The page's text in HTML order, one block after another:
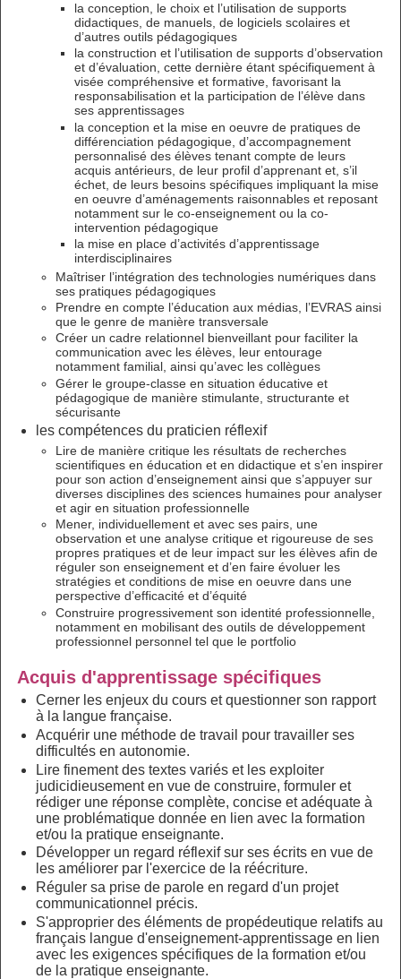
la conception, le choix et l’utilisation de supports
didactiques, de manuels, de logiciels scolaires et
d’autres outils pédagogiques
la construction et l’utilisation de supports d’observation
et d’évaluation, cette dernière étant spécifiquement à
visée compréhensive et formative, favorisant la
responsabilisation et la participation de l’élève dans
ses apprentissages
la conception et la mise en oeuvre de pratiques de
différenciation pédagogique, d’accompagnement
personnalisé des élèves tenant compte de leurs
acquis antérieurs, de leur profil d’apprenant et, s’il
échet, de leurs besoins spécifiques impliquant la mise
en oeuvre d’aménagements raisonnables et reposant
notamment sur le co-enseignement ou la co-
intervention pédagogique
la mise en place d’activités d’apprentissage
interdisciplinaires
Maîtriser l’intégration des technologies numériques dans
ses pratiques pédagogiques
Prendre en compte l’éducation aux médias, l’EVRAS ainsi
que le genre de manière transversale
Créer un cadre relationnel bienveillant pour faciliter la
communication avec les élèves, leur entourage
notamment familial, ainsi qu’avec les collègues
Gérer le groupe-classe en situation éducative et
pédagogique de manière stimulante, structurante et
sécurisante
les compétences du praticien réflexif
Lire de manière critique les résultats de recherches
scientifiques en éducation et en didactique et s’en inspirer
pour son action d’enseignement ainsi que s’appuyer sur
diverses disciplines des sciences humaines pour analyser
et agir en situation professionnelle
Mener, individuellement et avec ses pairs, une
observation et une analyse critique et rigoureuse de ses
propres pratiques et de leur impact sur les élèves afin de
réguler son enseignement et d’en faire évoluer les
stratégies et conditions de mise en oeuvre dans une
perspective d’efficacité et d’équité
Construire progressivement son identité professionnelle,
notamment en mobilisant des outils de développement
professionnel personnel tel que le portfolio
Acquis d'apprentissage spécifiques
Cerner les enjeux du cours et questionner son rapport
à la langue française.
Acquérir une méthode de travail pour travailler ses
difficultés en autonomie.
Lire finement des textes variés et les exploiter
judicidieusement en vue de construire, formuler et
rédiger une réponse complète, concise et adéquate à
une problématique donnée en lien avec la formation
et/ou la pratique enseignante.
Développer un regard réflexif sur ses écrits en vue de
les améliorer par l'exercice de la réécriture.
Réguler sa prise de parole en regard d'un projet
communicationnel précis.
S'approprier des éléments de propédeutique relatifs au
français langue d'enseignement-apprentissage en lien
avec les exigences spécifiques de la formation et/ou
de la pratique enseignante.